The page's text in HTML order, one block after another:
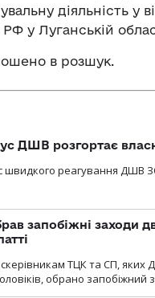
діяльність у
РФ у Луганській
в розшук.
ДШВ розгортає
швидкого реагування ДШВ
запобіжні заходи
ТЦК та СП, яких
обрано запобіжний